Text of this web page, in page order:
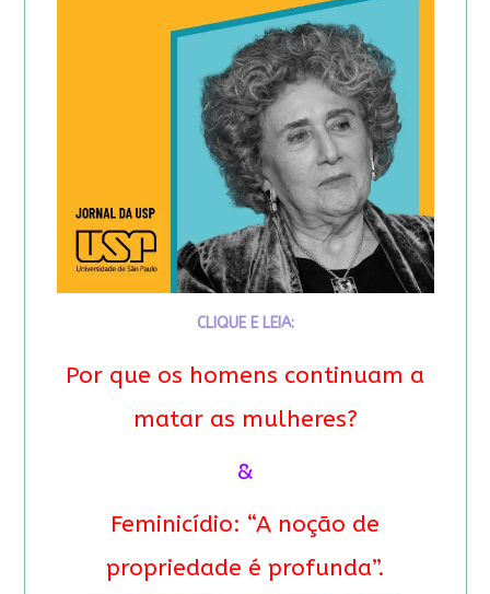
CLIQUE E LEIA:
Por que os homens continuam a
matar as mulheres?
&
Feminicídio: “A noção de
propriedade é profunda”.